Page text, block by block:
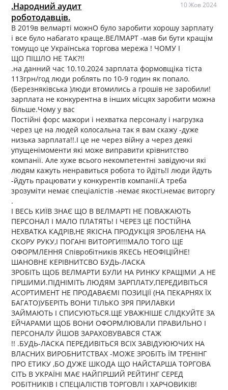
.Народний аудит
роботодавців.
10 Жов 2024
В 2019в велмарті можнО було заробити хорошу зарплату
і все було набагато краще.ВЕЛМАРТ -мав би бути кращім
томущо це Українська торгова мережа ! ЧОМУ І
ЩО ПІШЛО НЕ ТАК?!!
.на данний час 10.10.2024 зарплата формовщіка тіста
113грн/год люди роблять по 10-9 годин як попало.
(Березняківська )люди втомились а грошів не заробили!
зарплата не конкурентна в інших місцях заробити можна
більше.Чому у вас
Постійні форс мажори і нехватка персоналу і нагрузка
через це на людей колосальна так я вам скажу -дуже
низька зарплата!!.І це не через війну а через деякі
упущенімоменти які може виправити крівнитство
компанії. Але хуже всього некомпетентні завідуючи які
людям кажуть ненравиться робота то йдіть!І люди йдуть
-йдуть працювати у конкурентів компанії.А треба
зрозуміти немає спеціалістів -немає якості,немає виторгу
.
І ВЕСЬ КИЇВ ЗНАЄ ЩО В ВЕЛМАРТІ НЕ ПОВАЖАЮТЬ
ПЕРСОНАЛ І МАЛО ПЛАТЯТЬ! І ЧЕРЕЗ ЦЕ ПОСТІЙНА
НЕХВАТКА КАДРІВ,НЕ ЯКІСНА ПРОДУКЦІЯ ЗРОБЛЕНА НА
СКОРУ РУКУ,І ПОГАНІ ВИТОРГИ!!!МАЛО ТОГО ЩЕ
ОФОРМЛЕННЯ Співробітників ЯКЕСЬ НЕОФІЦІЙНЕ!
ШАНОВНЕ КЕРІВНИТСВО БУДЬ-ЛАСКА
ЗРОБІТЬ ЩОБ ВЕЛМАРТИ БУЛИ НА РИНКУ КРАЩІМИ ,А НЕ
ГІРШИМИ.ПІДНІМІТЬ ЛЮДЯМ ЗАРПЛАТУ,ПЕРЕДИВІТЬСЯ
АСОРТИМЕНТ НЕ ПРОДАВАЄМІ ПОЗИЦІЇ (НА ПЕКАРНЯХ ЇХ
БАГАТО)УБЕРІТЬ ВОНИ ТІЛЬКО ЗРЯ ПРИЛАВКИ
ЗАЙМАЮТЬ І СПИСУЮТЬСЯ.ЩЕ УВАЖНІШЕ СЛІДКУЙТЕ ЗА
ЕЙЧАРАМИ ЩОБ ВОНИ ОФОРМЛЮВАЛИ ПРАВИЛЬНО І
ПЕРСОНАЛУ ЙШОВ ЗАРАХОВУВАВСЯ СТАЖ
!! .БУДЬ-ЛАСКА ПЕРЕДИВІТЬСЯ ВСІХ ЗАВІДУЮЮЧИХ НА
ВЛАСНИХ ВИРОБНИТСТВАХ -МОЖЕ ЗРОБІТЬ ЇМ ТРЕНІНГ
ПРО ЕТИКУ ,БО ДУЖЕ ШКОДА ЩО НАЙСТАРША ТОРГОВА
СІТЬ В УКРАЇНІ МАЄ НАЙГІРШИЙ РЕЙТИНГ СЕРЕД
РОБІТНИКІВ І СПЕЦІАЛІСТІВ ТОРГОВЛІ І ХАРЧОВИКІВ!